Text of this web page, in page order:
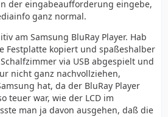
der eingabeaufforderung eingebe,
ganz normal.
am Samsung BluRay Player. Hab
Festplatte kopiert und spaßeshalber
via USB abgespielt und
nicht ganz nachvollziehen,
hat, da der BluRay Player
teuer war, wie der LCD im
man ja davon ausgehen, daß die